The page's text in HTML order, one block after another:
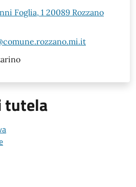
Foglia, 1 20089 Rozzano
tutela